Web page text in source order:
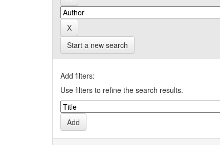
Start a new search
Add filters:
Use filters to refine the search results.